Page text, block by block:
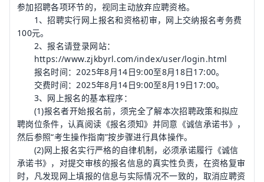
参加招聘各项环节的，视同主动放弃应聘资格。
1、招聘实行网上报名和资格初审，网上交纳报名考务费
100元。
2、报名请登录网站：
https://www.zjkbyrl.com/index/user/login.html
报名时间：2025年8月14日9:00至8月18日17:00。
交费时间：2025年8月14日9:00至8月19日17:00。
3、网上报名的基本程序：
(1)报名者开始报名前，须完全了解本次招聘政策和拟应
聘岗位条件，认真阅读《报名须知》并同意《诚信承诺书》，
然后参照“考生操作指南”按步骤进行具体操作。
(2)网上报名实行严格的自律机制，必须承诺履行《诚信
承诺书》，对提交审核的报名信息的真实性负责，在资格复审
时，凡发现网上填报的信息与实际情况不一致的，取消应聘资